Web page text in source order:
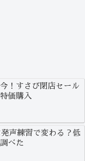
！すさび閉店セール
価購入
声練習で変わる？低
べた